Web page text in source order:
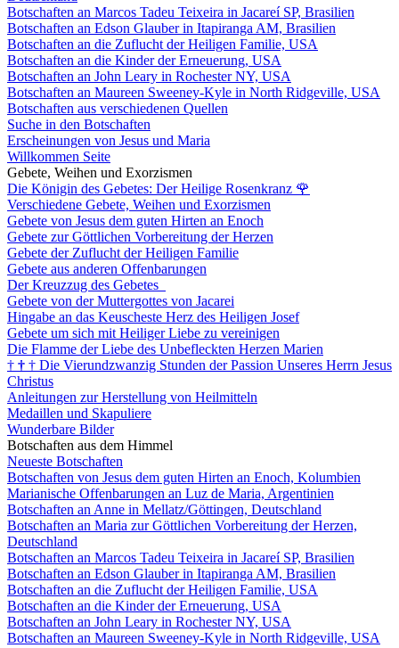
Botschaften an Marcos Tadeu Teixeira in Jacareí SP, Brasilien
Botschaften an Edson Glauber in Itapiranga AM, Brasilien
Botschaften an die Zuflucht der Heiligen Familie, USA
Botschaften an die Kinder der Erneuerung, USA
Botschaften an John Leary in Rochester NY, USA
Botschaften an Maureen Sweeney-Kyle in North Ridgeville, USA
Botschaften aus verschiedenen Quellen
Suche in den Botschaften
Erscheinungen von Jesus und Maria
Willkommen Seite
Gebete, Weihen und Exorzismen
Die Königin des Gebetes: Der Heilige Rosenkranz 🌹
Verschiedene Gebete, Weihen und Exorzismen
Gebete von Jesus dem guten Hirten an Enoch
Gebete zur Göttlichen Vorbereitung der Herzen
Gebete der Zuflucht der Heiligen Familie
Gebete aus anderen Offenbarungen
Der Kreuzzug des Gebetes
Gebete von der Muttergottes von Jacarei
Hingabe an das Keuscheste Herz des Heiligen Josef
Gebete um sich mit Heiliger Liebe zu vereinigen
Die Flamme der Liebe des Unbefleckten Herzen Marien
† † † Die Vierundzwanzig Stunden der Passion Unseres Herrn Jesus
Christus
Anleitungen zur Herstellung von Heilmitteln
Medaillen und Skapuliere
Wunderbare Bilder
Botschaften aus dem Himmel
Neueste Botschaften
Botschaften von Jesus dem guten Hirten an Enoch, Kolumbien
Marianische Offenbarungen an Luz de Maria, Argentinien
Botschaften an Anne in Mellatz/Göttingen, Deutschland
Botschaften an Maria zur Göttlichen Vorbereitung der Herzen,
Deutschland
Botschaften an Marcos Tadeu Teixeira in Jacareí SP, Brasilien
Botschaften an Edson Glauber in Itapiranga AM, Brasilien
Botschaften an die Zuflucht der Heiligen Familie, USA
Botschaften an die Kinder der Erneuerung, USA
Botschaften an John Leary in Rochester NY, USA
Botschaften an Maureen Sweeney-Kyle in North Ridgeville, USA